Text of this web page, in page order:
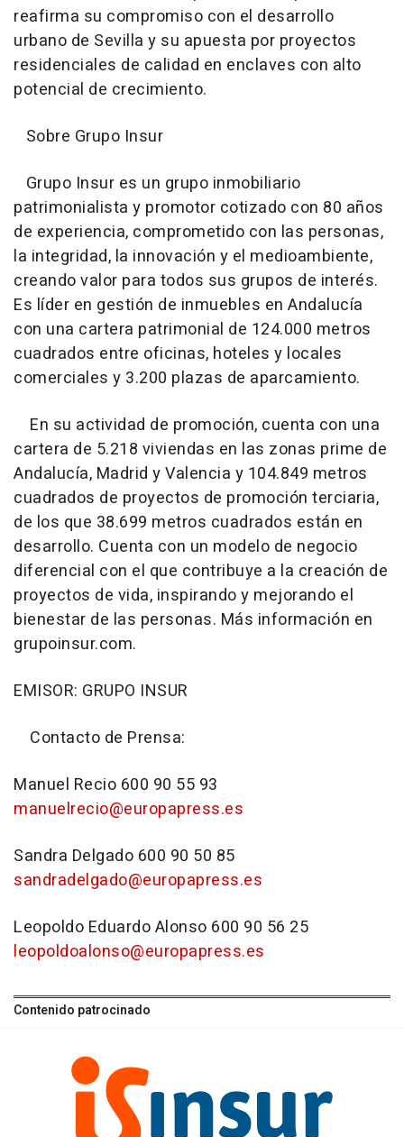
reafirma su compromiso con el desarrollo
urbano de Sevilla y su apuesta por proyectos
residenciales de calidad en enclaves con alto
potencial de crecimiento.
Sobre Grupo Insur
Grupo Insur es un grupo inmobiliario
patrimonialista y promotor cotizado con 80 años
de experiencia, comprometido con las personas,
la integridad, la innovación y el medioambiente,
creando valor para todos sus grupos de interés.
Es líder en gestión de inmuebles en Andalucía
con una cartera patrimonial de 124.000 metros
cuadrados entre oficinas, hoteles y locales
comerciales y 3.200 plazas de aparcamiento.
En su actividad de promoción, cuenta con una
cartera de 5.218 viviendas en las zonas prime de
Andalucía, Madrid y Valencia y 104.849 metros
cuadrados de proyectos de promoción terciaria,
de los que 38.699 metros cuadrados están en
desarrollo. Cuenta con un modelo de negocio
diferencial con el que contribuye a la creación de
proyectos de vida, inspirando y mejorando el
bienestar de las personas. Más información en
grupoinsur.com.
EMISOR: GRUPO INSUR
Contacto de Prensa:
Manuel Recio 600 90 55 93
manuelrecio@europapress.es
Sandra Delgado 600 90 50 85
sandradelgado@europapress.es
Leopoldo Eduardo Alonso 600 90 56 25
leopoldoalonso@europapress.es
Contenido patrocinado